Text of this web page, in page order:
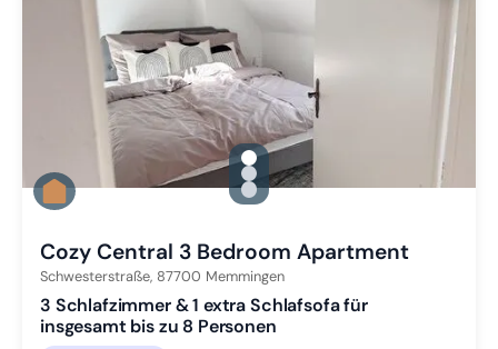
gallery.slide_selector
Zu Slide 1 wechseln
Zu Slide 2 wechseln
Zu Slide 3 wechseln
Cozy Central 3 Bedroom Apartment
Schwesterstraße, 87700 Memmingen
3 Schlafzimmer & 1 extra Schlafsofa für
insgesamt bis zu 8 Personen